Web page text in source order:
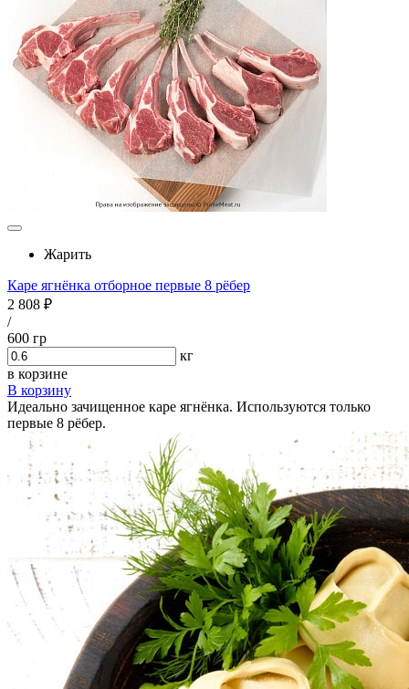
Жарить
Каре ягнёнка отборное первые 8 рёбер
2 808 ₽
/
600 гр
кг
в корзине
В корзину
Идеально зачищенное каре ягнёнка. Используются только
первые 8 рёбер.